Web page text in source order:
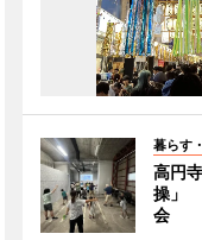
暮らす
高円
操」
会